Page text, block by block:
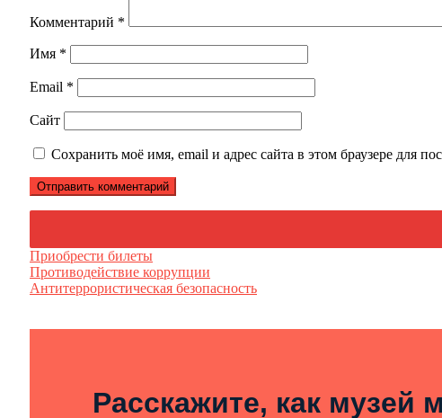
Комментарий *
Имя *
Email *
Сайт
Сохранить моё имя, email и адрес сайта в этом браузере для
Приобрести билеты
Противодействие коррупции
Антитеррористическая безопасность
Расскажите, как музей